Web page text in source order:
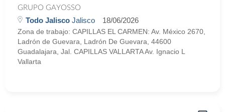
GRUPO GAYOSSO
Todo Jalisco Jalisco 18/06/2026
Zona de trabajo: CAPILLAS EL CARMEN: Av. México 2670,
Ladrón de Guevara, Ladrón De Guevara, 44600
Guadalajara, Jal. CAPILLAS VALLARTA Av. Ignacio L
Vallarta